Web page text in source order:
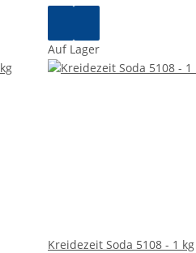
Auf Lager
Kreidezeit Soda 5108 - 1 kg